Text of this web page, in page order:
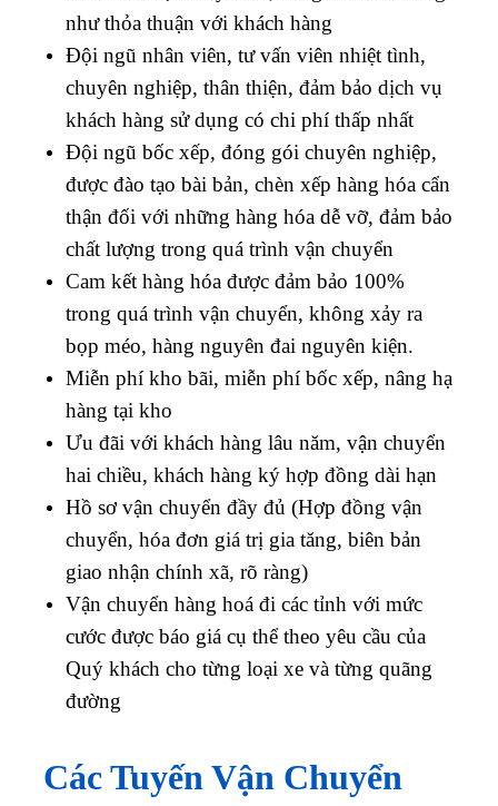
như thỏa thuận với khách hàng
Đội ngũ nhân viên, tư vấn viên nhiệt tình,
chuyên nghiệp, thân thiện, đảm bảo dịch vụ
khách hàng sử dụng có chi phí thấp nhất
Đội ngũ bốc xếp, đóng gói chuyên nghiệp,
được đào tạo bài bản, chèn xếp hàng hóa cẩn
thận đối với những hàng hóa dễ vỡ, đảm bảo
chất lượng trong quá trình vận chuyển
Cam kết hàng hóa được đảm bảo 100%
trong quá trình vận chuyển, không xảy ra
bọp méo, hàng nguyên đai nguyên kiện.
Miễn phí kho bãi, miễn phí bốc xếp, nâng hạ
hàng tại kho
Ưu đãi với khách hàng lâu năm, vận chuyển
hai chiều, khách hàng ký hợp đồng dài hạn
Hồ sơ vận chuyển đầy đủ (Hợp đồng vận
chuyển, hóa đơn giá trị gia tăng, biên bản
giao nhận chính xã, rõ ràng)
Vận chuyển hàng hoá đi các tỉnh với mức
cước được báo giá cụ thể theo yêu cầu của
Quý khách cho từng loại xe và từng quãng
đường
Các Tuyến Vận Chuyển